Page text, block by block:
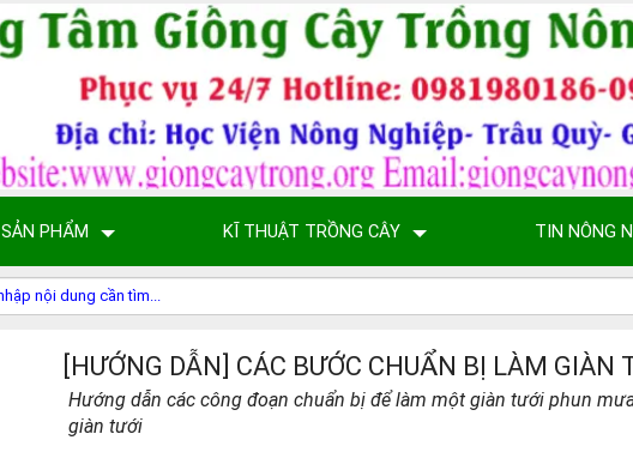
SẢN PHẨM KĨ THUẬT TRỒNG CÂY TIN NÔNG
[HƯỚNG DẪN] CÁC BƯỚC CHUẨN BỊ LÀM GIÀN
Hướng dẫn các công đoạn chuẩn bị để làm một giàn tưới phun
giàn tưới